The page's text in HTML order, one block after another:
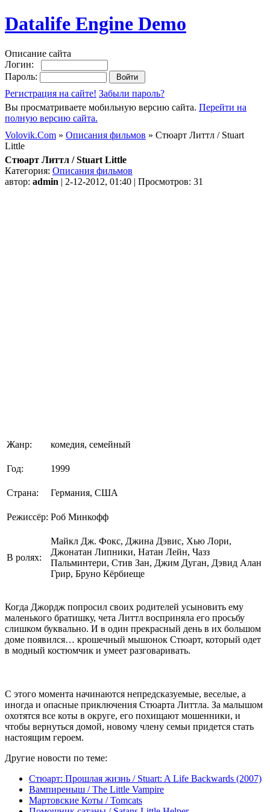
Datalife Engine Demo
Описание сайта
Логин:
Пароль:
Регистрация на сайте! Забыли пароль?
Вы просматриваете мобильную версию сайта. Перейти на
полную версию сайта.
Volovik.Com » Описания фильмов » Стюарт Литтл / Stuart
Little
Стюарт Литтл / Stuart Little
Категория: Описания фильмов
автор: admin | 2-12-2012, 01:40 | Просмотров: 31
Жанр: комедия, семейный
Год: 1999
Страна: Германия, США
Режиссёр: Роб Минкофф
В ролях:
Майкл Дж. Фокс, Джина Дэвис, Хью Лори,
Джонатан Липники, Натан Лейн, Чазз
Пальминтери, Стив Зан, Джим Дуган, Дэвид Алан
Грир, Бруно Кёрбиеще
Когда Джордж попросил своих родителей усыновить ему
маленького братишку, чета Литтл восприняла его просьбу
слишком буквально. И в один прекрасный день в их большом
доме появился… крошечный мышонок Стюарт, который одет
в модный костюмчик и умеет разговаривать.
С этого момента начинаются непредсказуемые, веселые, а
иногда и опасные приключения Стюарта Литтла. За малышом
охотятся все коты в округе, его похищают мошенники, и
чтобы вернуться домой, новому члену семьи придется стать
настоящим героем.
Другие новости по теме:
Стюарт: Прошлая жизнь / Stuart: A Life Backwards (2007)
Вампиреныш / The Little Vampire
Мартовские Коты / Tomcats